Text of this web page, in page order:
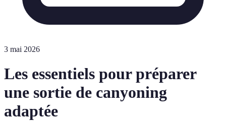
3 mai 2026
Les essentiels pour préparer
une sortie de canyoning
adaptée